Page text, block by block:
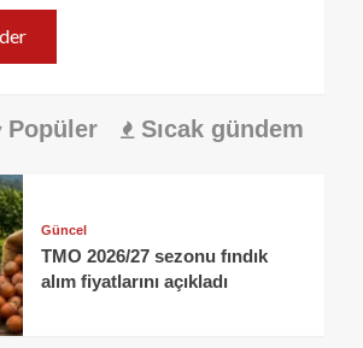
Popüler Sıcak gündem
Güncel
TMO 2026/27 sezonu fındık
alım fiyatlarını açıkladı